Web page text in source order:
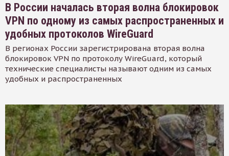
В России началась вторая волна блокировок
VPN по одному из самых распространенных и
удобных протоколов WireGuard
В регионах России зарегистрирована вторая волна
блокировок VPN по протоколу WireGuard, который
технические специалисты называют одним из самых
удобных и распространенных